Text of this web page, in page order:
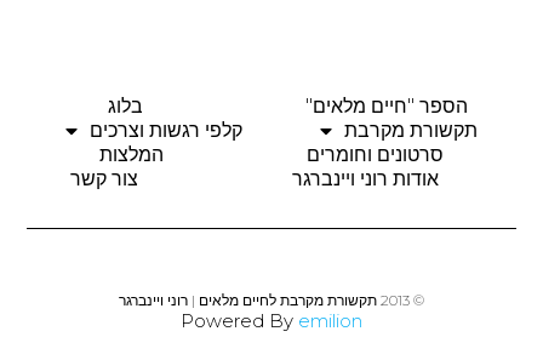
הספר "חיים מלאים"
בלוג
תקשורת מקרבת
קלפי רגשות וצרכים
סרטונים וחומרים
המלצות
אודות רוני ויינברגר
צור קשר
© 2013 תקשורת מקרבת לחיים מלאים | רוני ויינברגר
Powered By emilion